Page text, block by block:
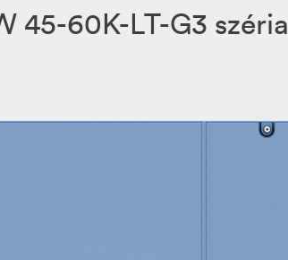
45-60K-LT-G3 széria